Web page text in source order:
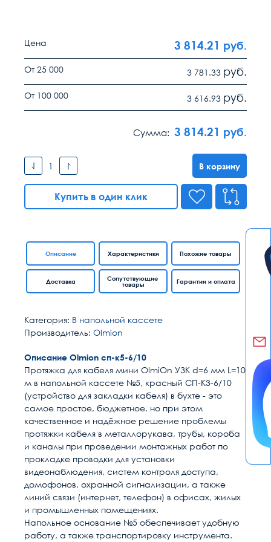
Цена 3 814.21 руб.
От 25 000 3 781.33 руб.
От 100 000 3 616.93 руб.
Сумма: 3 814.21 руб.
В корзину
Купить в один клик
Описание Характеристики
Доставка
Похожие товары
Сопутствующие
товары
Гарантии и оплата
Категория: В напольной кассете
Производитель: Olmion
Описание Olmion сп-к5-6/10
Протяжка для кабеля мини OlmiOn УЗК d=6 мм L=10
м в напольной кассете №5, красный СП-К3-6/10
(устройство для закладки кабеля) в бухте - это
самое простое, бюджетное, но при этом
качественное и надёжное решение проблемы
протяжки кабеля в металлорукава, трубы, короба
и каналы при проведении монтажных работ по
прокладке проводки для установки
видеонаблюдения, систем контроля доступа,
домофонов, охранной сигнализации, а также
линий связи (интернет, телефон) в офисах, жилых
и промышленных помещениях.
Напольное основание №5 обеспечивает удобную
работу, а также транспортировку инструмента.